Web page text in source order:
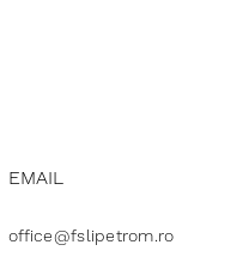
EMAIL
office@fslipetrom.ro